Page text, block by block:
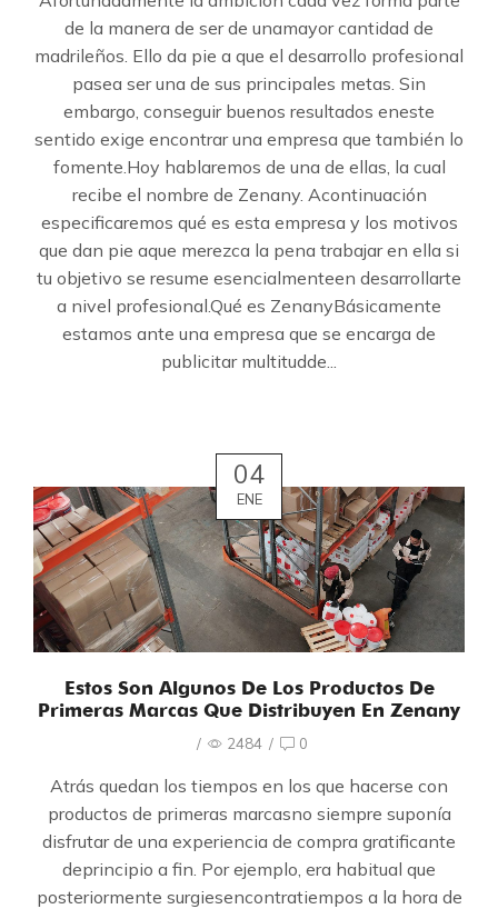
de la manera de ser de unamayor cantidad de
madrileños. Ello da pie a que el desarrollo profesional
pasea ser una de sus principales metas. Sin
embargo, conseguir buenos resultados eneste
sentido exige encontrar una empresa que también lo
fomente.Hoy hablaremos de una de ellas, la cual
recibe el nombre de Zenany. Acontinuación
especificaremos qué es esta empresa y los motivos
que dan pie aque merezca la pena trabajar en ella si
tu objetivo se resume esencialmenteen desarrollarte
a nivel profesional.Qué es ZenanyBásicamente
estamos ante una empresa que se encarga de
publicitar multitudde...
04
ENE
Estos Son Algunos De Los Productos De
Primeras Marcas Que Distribuyen En Zenany
/ 2484 / 0
Atrás quedan los tiempos en los que hacerse con
productos de primeras marcasno siempre suponía
disfrutar de una experiencia de compra gratificante
deprincipio a fin. Por ejemplo, era habitual que
posteriormente surgiesencontratiempos a la hora de